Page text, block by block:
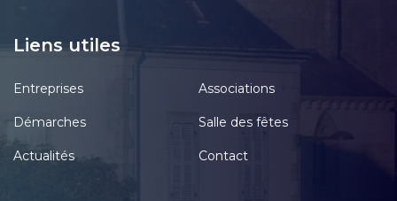
Liens utiles
Entreprises Associations
Démarches Salle des fêtes
Actualités Contact